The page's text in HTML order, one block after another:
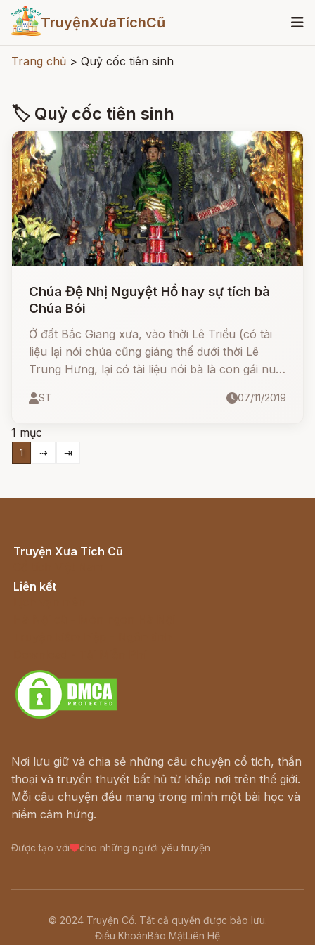
TruyệnXưaTíchCũ
Trang chủ > Quỷ cốc tiên sinh
🏷 Quỷ cốc tiên sinh
Chúa Đệ Nhị Nguyệt Hồ hay sự tích bà
Chúa Bói
Ở đất Bắc Giang xưa, vào thời Lê Triều (có tài
liệu lại nói chúa cũng giáng thế dưới thời Lê
Trung Hưng, lại có tài liệu nói bà là con gái nuôi
chị em thôn nữ, phụ mẫu đoản mệnh qua đời từ
sống.
ST 07/11/2019
1 mục
1 ⇢ ⇥
Truyện Xưa Tích Cũ
Liên kết
Nơi lưu giữ và chia sẻ những câu chuyện cổ tích, thần
thoại và truyền thuyết bất hủ từ khắp nơi trên thế giới.
Mỗi câu chuyện đều mang trong mình một bài học và
niềm cảm hứng.
Được tạo với cho những người yêu truyện
© 2024 Truyện Cổ. Tất cả quyền được bảo lưu.
Điều KhoảnBảo MậtLiên Hệ